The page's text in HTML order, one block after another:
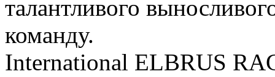
талантливого
команду.
International ELBRUS